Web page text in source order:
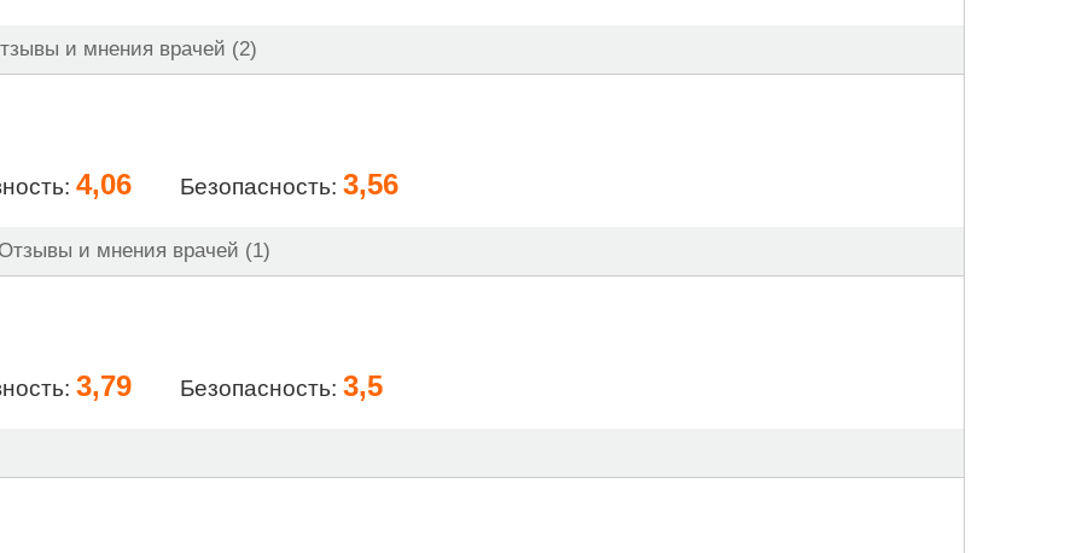
и мнения врачей (2)
4,06 Безопасность: 3,56
Отзывы и мнения врачей (1)
3,79 Безопасность: 3,5